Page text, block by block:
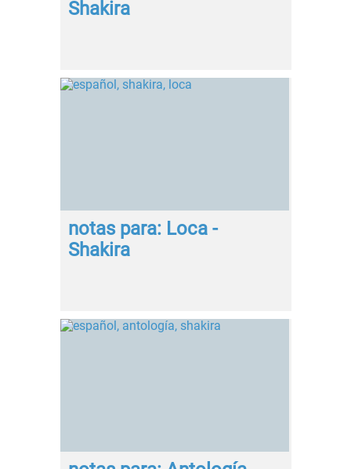
Shakira
notas para: Loca -
Shakira